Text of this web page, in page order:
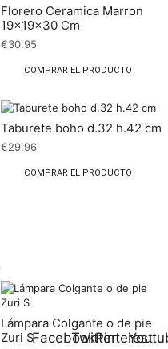
Florero Ceramica Marron
19x19x30 Cm
€30.95
COMPRAR EL PRODUCTO
Taburete boho d.32 h.42 cm
€29.96
COMPRAR EL PRODUCTO
FacebookTwitterPinterest
Lámpara Colgante o de pie
Zuri S